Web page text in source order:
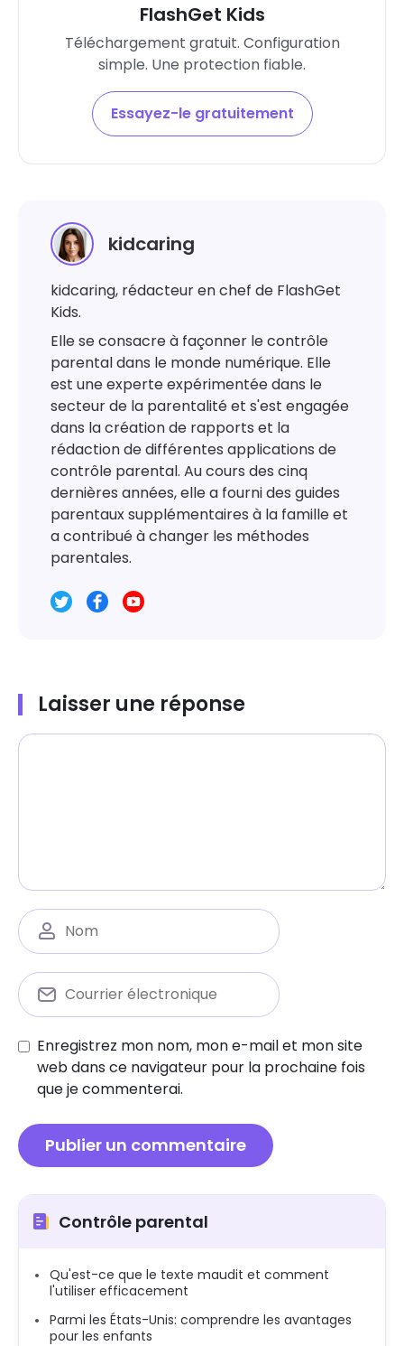
FlashGet Kids
Téléchargement gratuit. Configuration
simple. Une protection fiable.
Essayez-le gratuitement
kidcaring
kidcaring, rédacteur en chef de FlashGet
Kids.
Elle se consacre à façonner le contrôle
parental dans le monde numérique. Elle
est une experte expérimentée dans le
secteur de la parentalité et s'est engagée
dans la création de rapports et la
rédaction de différentes applications de
contrôle parental. Au cours des cinq
dernières années, elle a fourni des guides
parentaux supplémentaires à la famille et
a contribué à changer les méthodes
parentales.
Laisser une réponse
Enregistrez mon nom, mon e-mail et mon site
web dans ce navigateur pour la prochaine fois
que je commenterai.
Contrôle parental
Qu'est-ce que le texte maudit et comment
l'utiliser efficacement
Parmi les États-Unis: comprendre les avantages
pour les enfants